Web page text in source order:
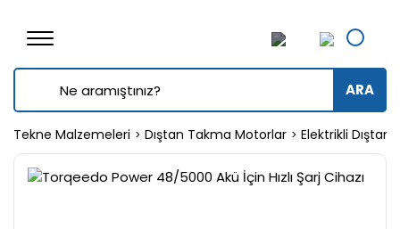
ARA
Tekne Malzemeleri Dıştan Takma Motorlar Elektrikli